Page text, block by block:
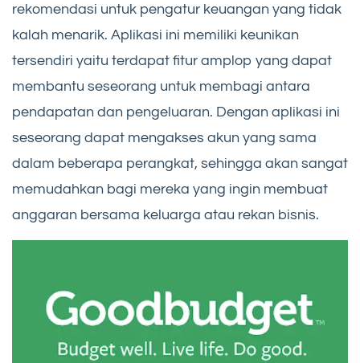
rekomendasi untuk pengatur keuangan yang tidak
kalah menarik. Aplikasi ini memiliki keunikan
tersendiri yaitu terdapat fitur amplop yang dapat
membantu seseorang untuk membagi antara
pendapatan dan pengeluaran. Dengan aplikasi ini
seseorang dapat mengakses akun yang sama
dalam beberapa perangkat, sehingga akan sangat
memudahkan bagi mereka yang ingin membuat
anggaran bersama keluarga atau rekan bisnis.